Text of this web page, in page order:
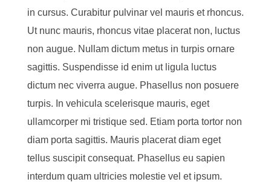
in cursus. Curabitur pulvinar vel mauris et rhoncus.
Ut nunc mauris, rhoncus vitae placerat non, luctus
non augue. Nullam dictum metus in turpis ornare
sagittis. Suspendisse id enim ut ligula luctus
dictum nec viverra augue. Phasellus non posuere
turpis. In vehicula scelerisque mauris, eget
ullamcorper mi tristique sed. Etiam porta tortor non
diam porta sagittis. Mauris placerat diam eget
tellus suscipit consequat. Phasellus eu sapien
interdum quam ultricies molestie vel et ipsum.